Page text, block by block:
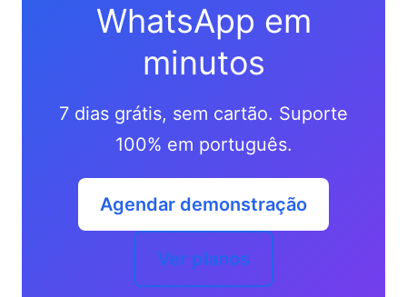
WhatsApp em
minutos
7 dias grátis, sem cartão. Suporte
100% em português.
Agendar demonstração
Ver planos